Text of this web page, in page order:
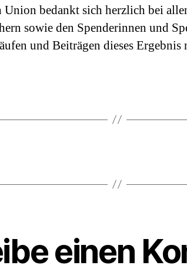
Union bedankt sich herzlich bei
sowie den Spenderinnen und
und Beiträgen dieses Ergebnis
einen